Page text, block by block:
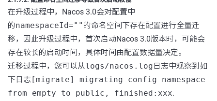
在升级过程中，Nacos 3.0会对配置中
的namespaceId="" 的命名空间下存在配置进行全量迁
移，因此升级过程中，首次启动Nacos 3.0版本时，可能会
存在较长的启动时间，具体时间由配置数据量决定。
迁移过程中，您可以从logs/nacos.log 日志中观察到如
下日志[migrate] migrating config namespace
from empty to public, finished:xxx.